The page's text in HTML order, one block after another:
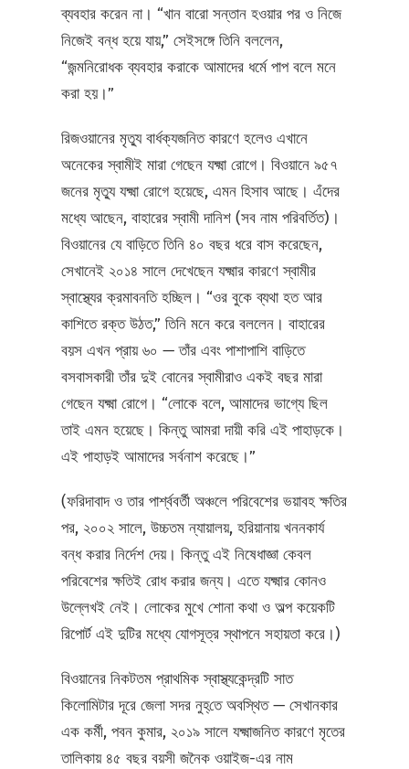
ব্যবহার করেন না। “খান বারো সন্তান হওয়ার পর ও নিজে
নিজেই বন্ধ হয়ে যায়,” সেইসঙ্গে তিনি বললেন,
“জন্মনিরোধক ব্যবহার করাকে আমাদের ধর্মে পাপ বলে মনে
করা হয়।”
রিজওয়ানের মৃত্যু বার্ধক্যজনিত কারণে হলেও এখানে
অনেকের স্বামীই মারা গেছেন যক্ষ্মা রোগে। বিওয়ানে ৯৫৭
জনের মৃত্যু যক্ষ্মা রোগে হয়েছে, এমন হিসাব আছে। এঁদের
মধ্যে আছেন, বাহারের স্বামী দানিশ (সব নাম পরিবর্তিত)।
বিওয়ানের যে বাড়িতে তিনি ৪০ বছর ধরে বাস করেছেন,
সেখানেই ২০১৪ সালে দেখেছেন যক্ষ্মার কারণে স্বামীর
স্বাস্থ্যের ক্রমাবনতি হচ্ছিল। “ওর বুকে ব্যথা হত আর
কাশিতে রক্ত উঠত,” তিনি মনে করে বললেন। বাহারের
বয়স এখন প্রায় ৬০ — তাঁর এবং পাশাপাশি বাড়িতে
বসবাসকারী তাঁর দুই বোনের স্বামীরাও একই বছর মারা
গেছেন যক্ষ্মা রোগে। “লোকে বলে, আমাদের ভাগ্যে ছিল
তাই এমন হয়েছে। কিন্তু আমরা দায়ী করি এই পাহাড়কে।
এই পাহাড়ই আমাদের সর্বনাশ করেছে।”
(ফরিদাবাদ ও তার পার্শ্ববর্তী অঞ্চলে পরিবেশের ভয়াবহ ক্ষতির
পর, ২০০২ সালে, উচ্চতম ন্যায়ালয়, হরিয়ানায় খননকার্য
বন্ধ করার নির্দেশ দেয়। কিন্তু এই নিষেধাজ্ঞা কেবল
পরিবেশের ক্ষতিই রোধ করার জন্য। এতে যক্ষ্মার কোনও
উল্লেখই নেই। লোকের মুখে শোনা কথা ও অল্প কয়েকটি
রিপোর্ট এই দুটির মধ্যে যোগসূত্র স্থাপনে সহায়তা করে।)
বিওয়ানের নিকটতম প্রাথমিক স্বাস্থ্যকেন্দ্রটি সাত
কিলোমিটার দূরে জেলা সদর নুহ্‌তে অবস্থিত — সেখানকার
এক কর্মী, পবন কুমার, ২০১৯ সালে যক্ষ্মাজনিত কারণে মৃতের
তালিকায় ৪৫ বছর বয়সী জনৈক ওয়াইজ-এর নাম